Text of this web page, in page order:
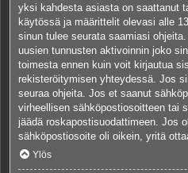
yksi kahdesta asiasta on saattanut
käytössä ja määrittelit olevasi alle
sinun tulee seurata saamiasi
uusien tunnusten aktivoinnin joko
toimesta ennen kuin voit kirjautua
rekisteröitymisen yhteydessä. Jos
seuraa ohjeita. Jos et saanut
virheellisen sähköpostiosoitteen tai
jäädä roskapostisuodattimeen. Jos
sähköpostiosoite oli oikein, yritä
Ylös